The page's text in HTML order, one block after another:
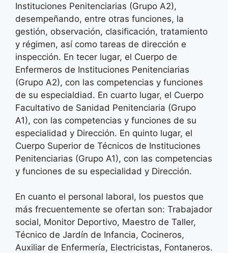
Instituciones Penitenciarias (Grupo A2),
desempeñando, entre otras funciones, la
gestión, observación, clasificación, tratamiento
y régimen, así como tareas de dirección e
inspección. En tecer lugar, el Cuerpo de
Enfermeros de Instituciones Penitenciarias
(Grupo A2), con las competencias y funciones
de su especialdiad. En cuarto lugar, el Cuerpo
Facultativo de Sanidad Penitenciaria (Grupo
A1), con las competencias y funciones de su
especialidad y Dirección. En quinto lugar, el
Cuerpo Superior de Técnicos de Instituciones
Penitenciarias (Grupo A1), con las competencias
y funciones de su especialidad y Dirección.
En cuanto el personal laboral, los puestos que
más frecuentemente se ofertan son: Trabajador
social, Monitor Deportivo, Maestro de Taller,
Técnico de Jardín de Infancia, Cocineros,
Auxiliar de Enfermería, Electricistas, Fontaneros.